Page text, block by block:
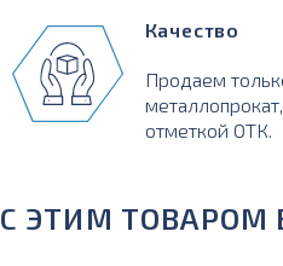
Качество
Продаем
отметкой ОТК.
С ЭТИМ ТОВАРОМ